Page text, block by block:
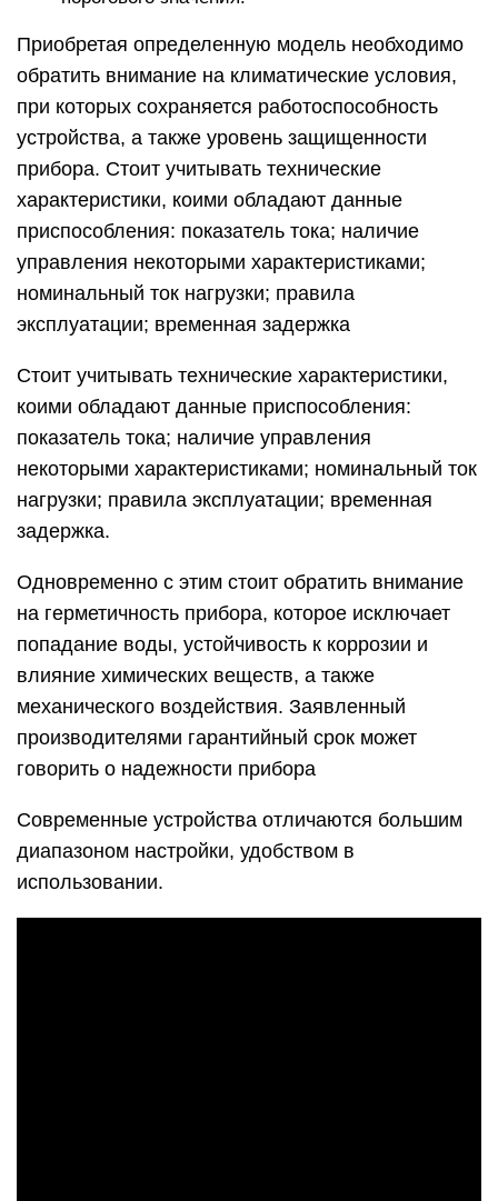
Приобретая определенную модель необходимо
обратить внимание на климатические условия,
при которых сохраняется работоспособность
устройства, а также уровень защищенности
прибора. Стоит учитывать технические
характеристики, коими обладают данные
приспособления: показатель тока; наличие
управления некоторыми характеристиками;
номинальный ток нагрузки; правила
эксплуатации; временная задержка
Стоит учитывать технические характеристики,
коими обладают данные приспособления:
показатель тока; наличие управления
некоторыми характеристиками; номинальный ток
нагрузки; правила эксплуатации; временная
задержка.
Одновременно с этим стоит обратить внимание
на герметичность прибора, которое исключает
попадание воды, устойчивость к коррозии и
влияние химических веществ, а также
механического воздействия. Заявленный
производителями гарантийный срок может
говорить о надежности прибора
Современные устройства отличаются большим
диапазоном настройки, удобством в
использовании.